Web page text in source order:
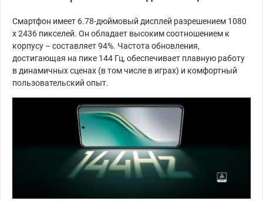
Смартфон имеет 6.78-дюймовый дисплей разрешением 1080
х 2436 пикселей. Он обладает высоким соотношением к
корпусу – составляет 94%. Частота обновления,
достигающая на пике 144 Гц, обеспечивает плавную работу
в динамичных сценах (в том числе в играх) и комфортный
пользовательский опыт.